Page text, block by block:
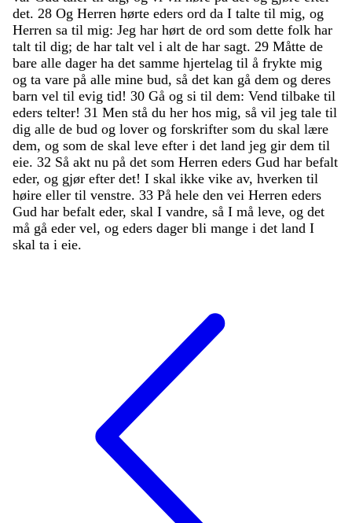
det. 28 Og Herren hørte eders ord da I talte til mig, og
Herren sa til mig: Jeg har hørt de ord som dette folk har
talt til dig; de har talt vel i alt de har sagt. 29 Måtte de
bare alle dager ha det samme hjertelag til å frykte mig
og ta vare på alle mine bud, så det kan gå dem og deres
barn vel til evig tid! 30 Gå og si til dem: Vend tilbake til
eders telter! 31 Men stå du her hos mig, så vil jeg tale til
dig alle de bud og lover og forskrifter som du skal lære
dem, og som de skal leve efter i det land jeg gir dem til
eie. 32 Så akt nu på det som Herren eders Gud har befalt
eder, og gjør efter det! I skal ikke vike av, hverken til
høire eller til venstre. 33 På hele den vei Herren eders
Gud har befalt eder, skal I vandre, så I må leve, og det
må gå eder vel, og eders dager bli mange i det land I
skal ta i eie.